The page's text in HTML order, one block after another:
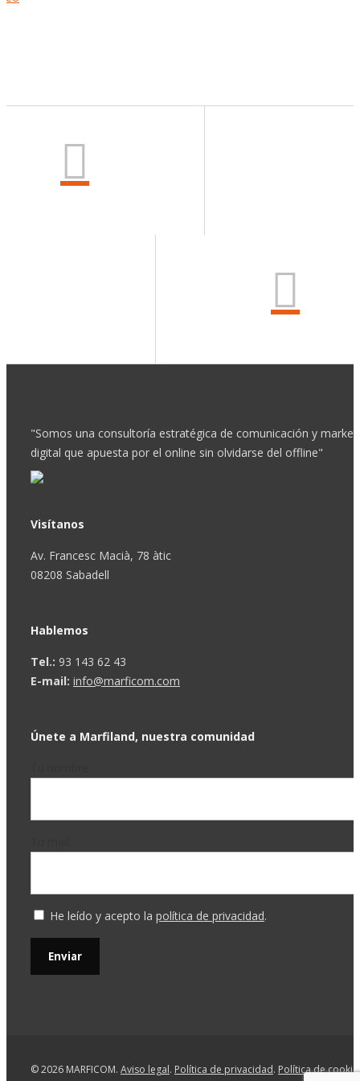
"Somos una consultoría estratégica de comunicación y
digital que apuesta por el online sin olvidarse del offline"
Visítanos
Av. Francesc Macià, 78 àtic
08208 Sabadell
Hablemos
Tel.: 93 143 62 43
E-mail: info@marficom.com
Únete a Marfiland, nuestra comunidad
He leído y acepto la política de privacidad.
© 2026 MARFICOM. Aviso legal. Política de privacidad. Política de